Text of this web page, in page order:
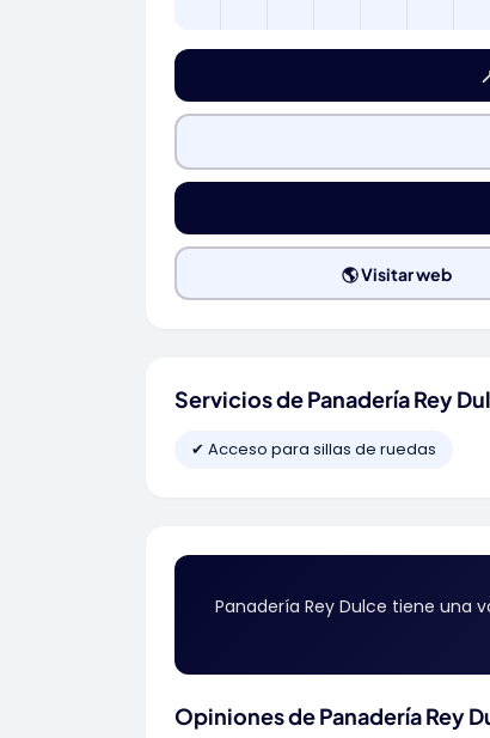
🌎 Visitar web
Servicios de Panadería Rey
✔ Acceso para sillas de ruedas
Panadería Rey Dulce tiene una
Opiniones de Panadería Rey